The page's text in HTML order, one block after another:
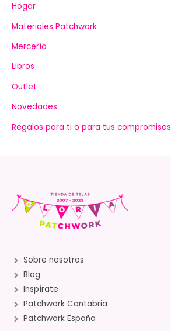
Hogar
Materiales Patchwork
Mercería
Libros
Outlet
Novedades
Regalos para ti o para tus compromisos
Sobre nosotros
Blog
Inspírate
Patchwork Cantabria
Patchwork España